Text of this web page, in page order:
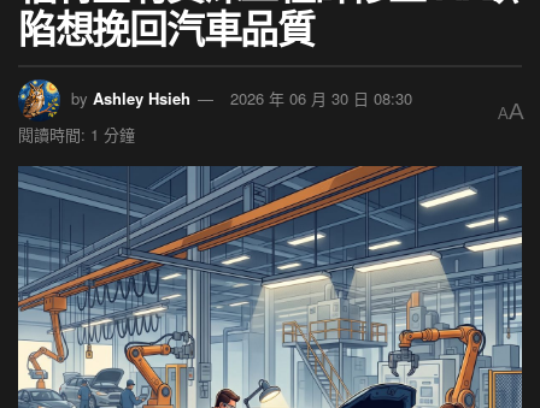
陷想挽回汽車品質
by Ashley Hsieh
2026 年 06 月 30 日 08:30
閱讀時間: 1 分鐘
AA